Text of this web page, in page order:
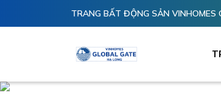
TRANG BẤT ĐỘNG SẢN VINHOMES